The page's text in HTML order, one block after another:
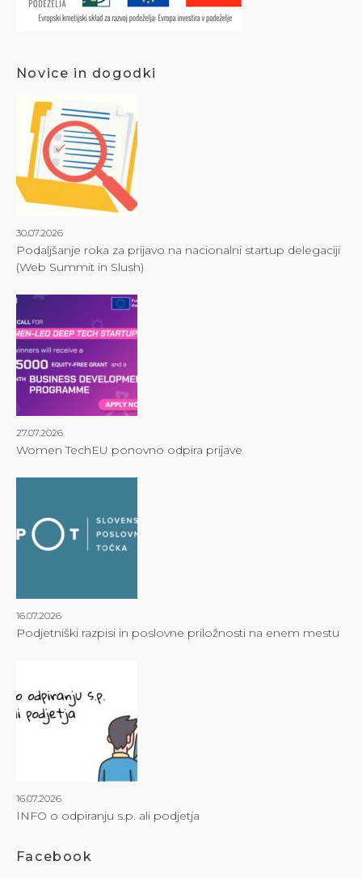
Novice in dogodki
30.07.2026
Podaljšanje roka za prijavo na nacionalni startup delegaciji
(Web Summit in Slush)
27.07.2026
Women TechEU ponovno odpira prijave
16.07.2026
Podjetniški razpisi in poslovne priložnosti na enem mestu
16.07.2026
INFO o odpiranju s.p. ali podjetja
Facebook